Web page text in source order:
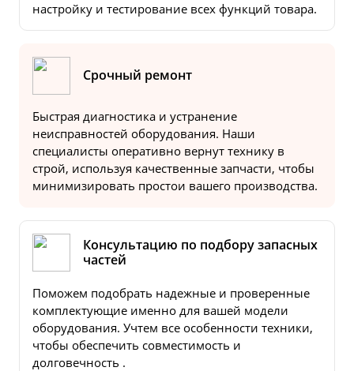
настройку и тестирование всех функций товара.
Срочный ремонт
Быстрая диагностика и устранение
неисправностей оборудования. Наши
специалисты оперативно вернут технику в
строй, используя качественные запчасти, чтобы
минимизировать простои вашего производства.
Консультацию по подбору запасных
частей
Поможем подобрать надежные и проверенные
комплектующие именно для вашей модели
оборудования. Учтем все особенности техники,
чтобы обеспечить совместимость и
долговечность .